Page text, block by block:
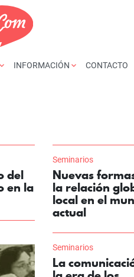
INFORMACIÓN CONTACTO
del
en la
Seminarios
Nuevas
la relación
local en el
actual
Seminarios
La